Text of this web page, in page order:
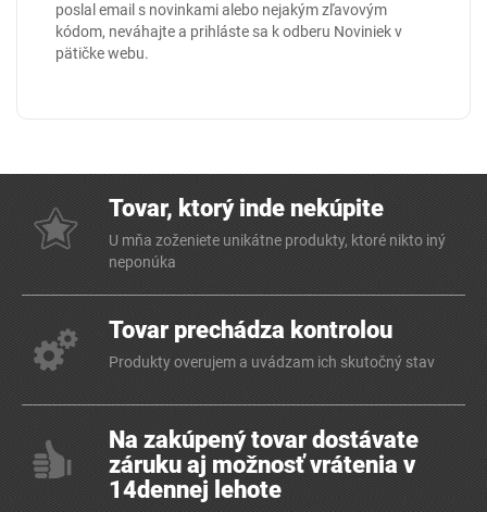
poslal email s novinkami alebo nejakým zľavovým
kódom, neváhajte a prihláste sa k odberu Noviniek v
pätičke webu.
Tovar, ktorý inde nekúpite
U mňa zoženiete unikátne produkty, ktoré nikto iný
neponúka
Tovar prechádza kontrolou
Produkty overujem a uvádzam ich skutočný stav
Na zakúpený tovar dostávate
záruku aj možnosť vrátenia v
14dennej lehote